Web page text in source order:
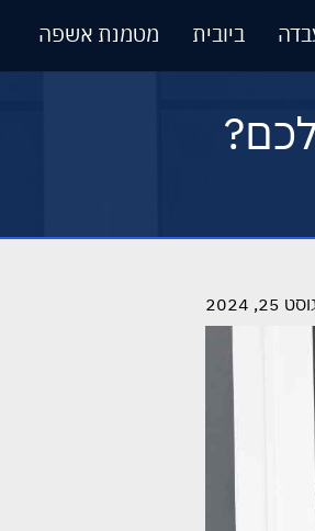
ביובית מטמנת אשפה
25, 2024